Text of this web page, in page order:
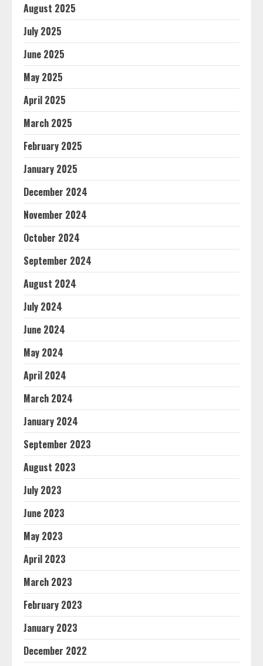
August 2025
July 2025
June 2025
May 2025
April 2025
March 2025
February 2025
January 2025
December 2024
November 2024
October 2024
September 2024
August 2024
July 2024
June 2024
May 2024
April 2024
March 2024
January 2024
September 2023
August 2023
July 2023
June 2023
May 2023
April 2023
March 2023
February 2023
January 2023
December 2022